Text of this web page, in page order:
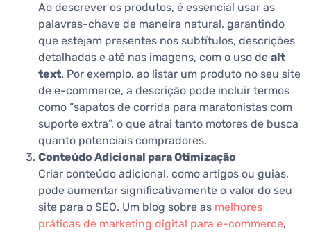
Ao descrever os produtos, é essencial usar as
palavras-chave de maneira natural, garantindo
que estejam presentes nos subtítulos, descrições
detalhadas e até nas imagens, com o uso de alt
text. Por exemplo, ao listar um produto no seu site
de e-commerce, a descrição pode incluir termos
como “sapatos de corrida para maratonistas com
suporte extra”, o que atrai tanto motores de busca
quanto potenciais compradores.
Conteúdo Adicional para Otimização
Criar conteúdo adicional, como artigos ou guias,
pode aumentar significativamente o valor do seu
site para o SEO. Um blog sobre as melhores
práticas de marketing digital para e-commerce,